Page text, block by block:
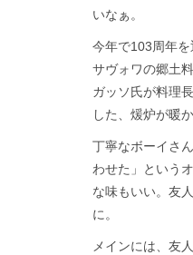
いなぁ。
今年で103周年
サヴォワの郷土
ガッソ氏が料理
した、煖炉が暖
丁寧なボーイさ
わせた」という
な味もいい。友
に。
メインには、友